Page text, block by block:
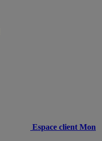
Espace client Mon